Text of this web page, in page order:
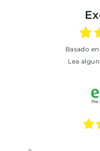
basado en
Lea algunas de las opiniones